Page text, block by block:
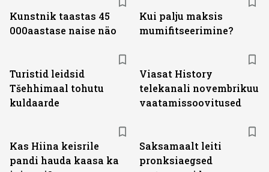
Kunstnik taastas 45
000aastase naise näo
Kui palju maksis
mumifitseerimine?
Turistid leidsid
Tšehhimaal tohutu
kuldaarde
Viasat History
telekanali novembrikuu
vaatamissoovitused
Kas Hiina keisrile
pandi hauda kaasa ka
Saksamaalt leiti
pronksiaegsed